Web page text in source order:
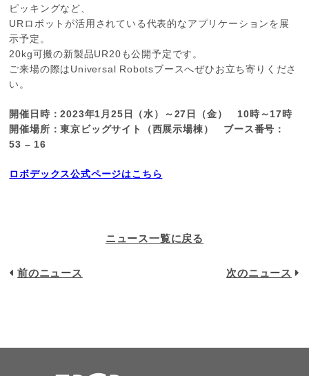
ピッキングなど、
URロボットが活用されている代表的なアプリケーションを展
示予定。
20kg可搬の新製品UR20も公開予定です。
ご来場の際はUniversal Robotsブースへぜひお立ち寄りくださ
い。
開催日時：2023年1月25日（水）～27日（金） 10時～17時
開催場所：東京ビッグサイト（西展示場棟） ブース番号：
53 – 16
ロボデックス公式ページはこちら
前のニュース
ニュース一覧に戻る
次のニュース